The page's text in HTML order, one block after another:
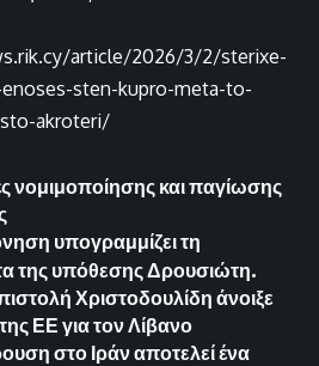
article/2026/3/2/sterixe-
sten-kupro-meta-to-
akroteri/
νομιμοποίησης και παγίωσης
υπογραμμίζει τη
της υπόθεσης Δρουσιώτη.
Χριστοδουλίδη άνοιξε
ΕΕ για τον Λίβανο
στο Ιράν αποτελεί ένα